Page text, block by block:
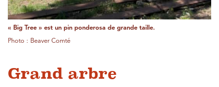
« Big Tree » est un pin ponderosa de grande taille.
Photo : Beaver Comté
Grand arbre